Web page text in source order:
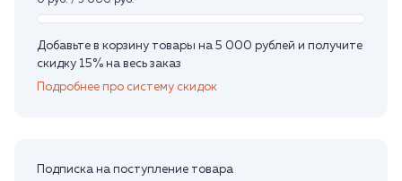
Добавьте в корзину товары на 5 000 рублей и получите
скидку 15% на весь заказ
Подробнее про систему скидок
Подписка на поступление товара